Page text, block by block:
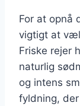
For at opnå
vigtigt at
Friske rejer
naturlig
og intens
fyldning,